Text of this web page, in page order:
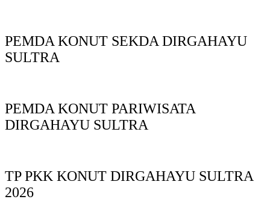
PEMDA KONUT SEKDA DIRGAHAYU
SULTRA
PEMDA KONUT PARIWISATA
DIRGAHAYU SULTRA
TP PKK KONUT DIRGAHAYU SULTRA
2026